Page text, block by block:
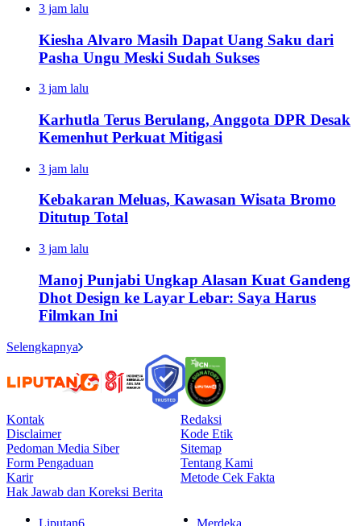
3 jam lalu
Kiesha Alvaro Masih Dapat Uang Saku dari
Pasha Ungu Meski Sudah Sukses
3 jam lalu
Karhutla Terus Berulang, Anggota DPR Desak
Kemenhut Perkuat Mitigasi
3 jam lalu
Kebakaran Meluas, Kawasan Wisata Bromo
Ditutup Total
3 jam lalu
Manoj Punjabi Ungkap Alasan Kuat Gandeng
Dhot Design ke Layar Lebar: Saya Harus
Filmkan Ini
Selengkapnya
Kontak
Redaksi
Disclaimer
Kode Etik
Pedoman Media Siber
Sitemap
Form Pengaduan
Tentang Kami
Karir
Metode Cek Fakta
Hak Jawab dan Koreksi Berita
Liputan6 Merdeka